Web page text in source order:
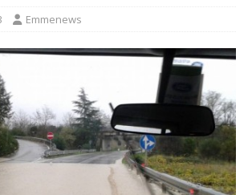
Emmenews